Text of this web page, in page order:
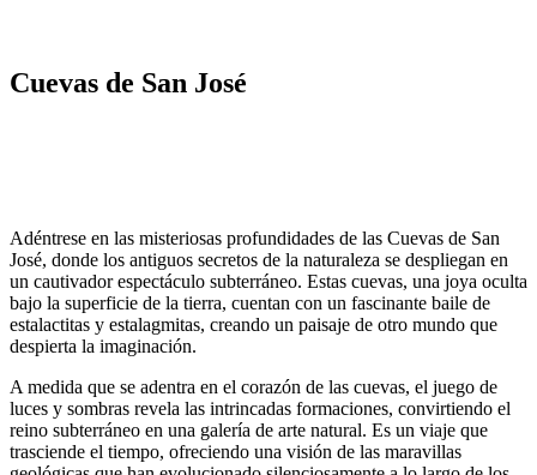
Cuevas de San José
Adéntrese en las misteriosas profundidades de las Cuevas de San
José, donde los antiguos secretos de la naturaleza se despliegan en
un cautivador espectáculo subterráneo. Estas cuevas, una joya oculta
bajo la superficie de la tierra, cuentan con un fascinante baile de
estalactitas y estalagmitas, creando un paisaje de otro mundo que
despierta la imaginación.
A medida que se adentra en el corazón de las cuevas, el juego de
luces y sombras revela las intrincadas formaciones, convirtiendo el
reino subterráneo en una galería de arte natural. Es un viaje que
trasciende el tiempo, ofreciendo una visión de las maravillas